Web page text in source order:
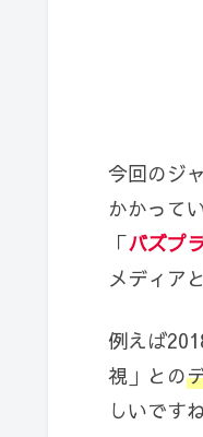
今回のジ
かかって
「バズプ
メディア
例えば
視」との
しいですね